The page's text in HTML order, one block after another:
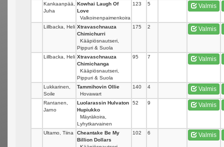
Kankaanpää,
Juha
Kowhai Laugh Of
Love
Valkoinenpaimenkoira
123 5 Valmis
Lillbacka, Heli Xtravaschnauza
Chimichurri
Kääpiösnautseri,
Pippuri & Suola
175 2 Valmis
Lillbacka, Heli Xtravaschnauza
Chimichanga
Kääpiösnautseri,
Pippuri & Suola
95 7 Valmis
Lukkarinen,
Soile
Tammihovin Ollie
Hovawart
140 4 Valmis
Rantanen,
Jarno
Luolarassin Hulvaton
Hupiukko
Mäyräkoira,
Lyhytkarvainen
52 9 Valmis
Ultamo, Tiina
Cheantake Be My
Billion Dollars
102 6 Valmis